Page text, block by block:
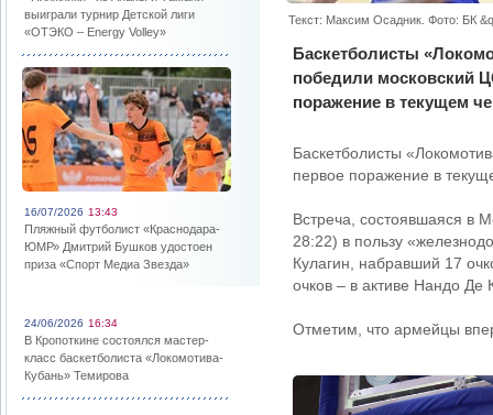
выиграли турнир Детской лиги
«ОТЭКО – Energy Volley»
16/07/2026 13:43
Пляжный футболист «Краснодара-
ЮМР» Дмитрий Бушков удостоен
приза «Спорт Медиа Звезда»
24/06/2026 16:34
В Кропоткине состоялся мастер-
класс баскетболиста «Локомотива-
Кубань» Темирова
Текст: Максим Осадник. Фото: БК
Баскетболисты
победили московский
поражение в текущем
Баскетболисты
первое поражение в
Встреча, состоявшаяся в
28:22) в пользу
Кулагин, набравший 17
очков – в активе Нандо Де
Отметим, что армейцы